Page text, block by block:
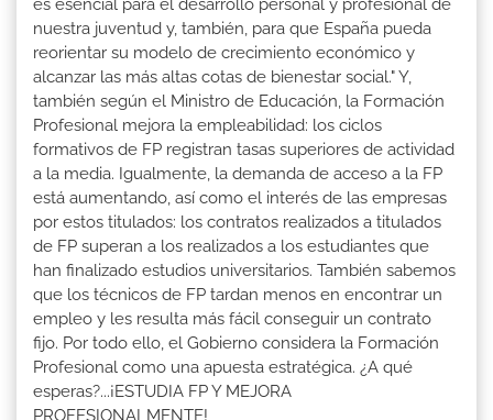
es esencial para el desarrollo personal y profesional de
nuestra juventud y, también, para que España pueda
reorientar su modelo de crecimiento económico y
alcanzar las más altas cotas de bienestar social." Y,
también según el Ministro de Educación, la Formación
Profesional mejora la empleabilidad: los ciclos
formativos de FP registran tasas superiores de actividad
a la media. Igualmente, la demanda de acceso a la FP
está aumentando, así como el interés de las empresas
por estos titulados: los contratos realizados a titulados
de FP superan a los realizados a los estudiantes que
han finalizado estudios universitarios. También sabemos
que los técnicos de FP tardan menos en encontrar un
empleo y les resulta más fácil conseguir un contrato
fijo. Por todo ello, el Gobierno considera la Formación
Profesional como una apuesta estratégica. ¿A qué
esperas?...¡ESTUDIA FP Y MEJORA